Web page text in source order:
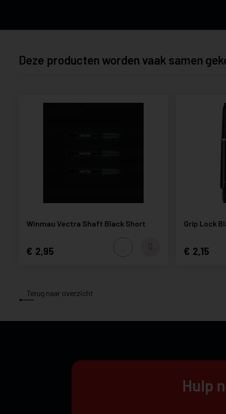
Deze producten worden vaak samen
Winmau Vectra Shaft Black Short
2,95
Grip Lock
2,15
Terug naar overzicht
Hulp